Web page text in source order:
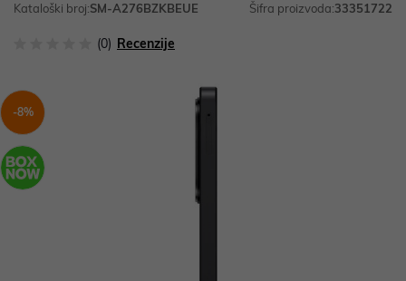
Kataloški broj:SM-A276BZKBEUE Šifra proizvoda:33351722
(0) Recenzije
-8%